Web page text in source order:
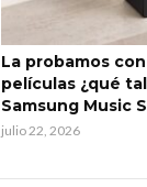
La probamos
películas ¿qué
Samsung Music
julio 22, 2026